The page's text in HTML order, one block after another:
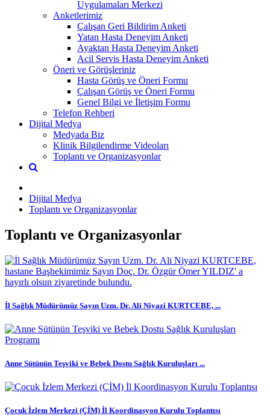
Uygulamaları Merkezi
Anketlerimiz
Çalışan Geri Bildirim Anketi
Yatan Hasta Deneyim Anketi
Ayaktan Hasta Deneyim Anketi
Acil Servis Hasta Deneyim Anketi
Öneri ve Görüşleriniz
Hasta Görüş ve Öneri Formu
Çalışan Görüş ve Öneri Formu
Genel Bilgi ve İletişim Formu
Telefon Rehberi
Dijital Medya
Medyada Biz
Klinik Bilgilendirme Videoları
Toplantı ve Organizasyonlar
Dijital Medya
Toplantı ve Organizasyonlar
Toplantı ve Organizasyonlar
İl Sağlık Müdürümüz Sayın Uzm. Dr. Ali Niyazi KURTCEBE, ...
Anne Sütünün Teşviki ve Bebek Dostu Sağlık Kuruluşları ...
Çocuk İzlem Merkezi (ÇİM) İl Koordinasyon Kurulu Toplantısı